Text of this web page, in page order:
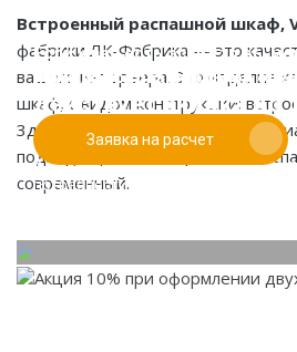
Встроенный распашной шкаф,
фабрики ЛК-Фабрика — это
вашего интерьера. Это изделие
шкаф, с видом конструкции:
3д-фрезеровка. Основные
подходит для помещения типа
современный.
Если у вас есть эскиз то вы
нам для предварительной
Заявка на расчет
При заказе от двух
действует скидка до
Работаем только по
Адаптируем лучшие идеи
потребности.